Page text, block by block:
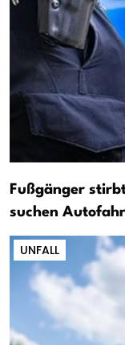
Fußgänger
suchen
UNFALL